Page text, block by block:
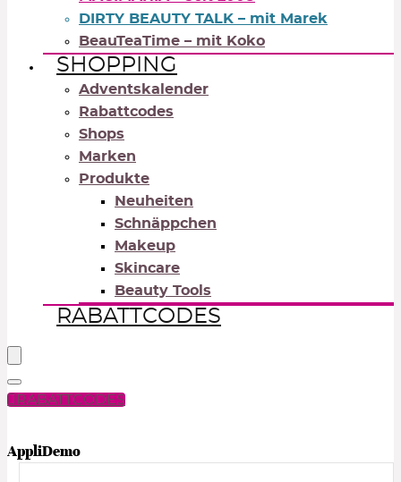
DIRTY BEAUTY TALK – mit Marek
BeauTeaTime – mit Koko
SHOPPING
Adventskalender
Rabattcodes
Shops
Marken
Produkte
Neuheiten
Schnäppchen
Makeup
Skincare
Beauty Tools
RABATTCODES
RABATTCODES
AppliDemo